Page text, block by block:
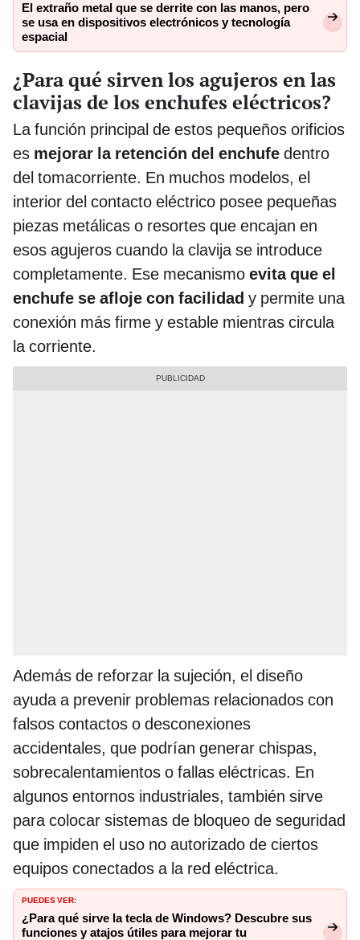
El extraño metal que se derrite con las manos, pero
se usa en dispositivos electrónicos y tecnología
espacial
¿Para qué sirven los agujeros en las
clavijas de los enchufes eléctricos?
La función principal de estos pequeños orificios
es mejorar la retención del enchufe dentro
del tomacorriente. En muchos modelos, el
interior del contacto eléctrico posee pequeñas
piezas metálicas o resortes que encajan en
esos agujeros cuando la clavija se introduce
completamente. Ese mecanismo evita que el
enchufe se afloje con facilidad y permite una
conexión más firme y estable mientras circula
la corriente.
Además de reforzar la sujeción, el diseño
ayuda a prevenir problemas relacionados con
falsos contactos o desconexiones
accidentales, que podrían generar chispas,
sobrecalentamientos o fallas eléctricas. En
algunos entornos industriales, también sirve
para colocar sistemas de bloqueo de seguridad
que impiden el uso no autorizado de ciertos
equipos conectados a la red eléctrica.
PUEDES VER:
¿Para qué sirve la tecla de Windows? Descubre sus
funciones y atajos útiles para mejorar tu